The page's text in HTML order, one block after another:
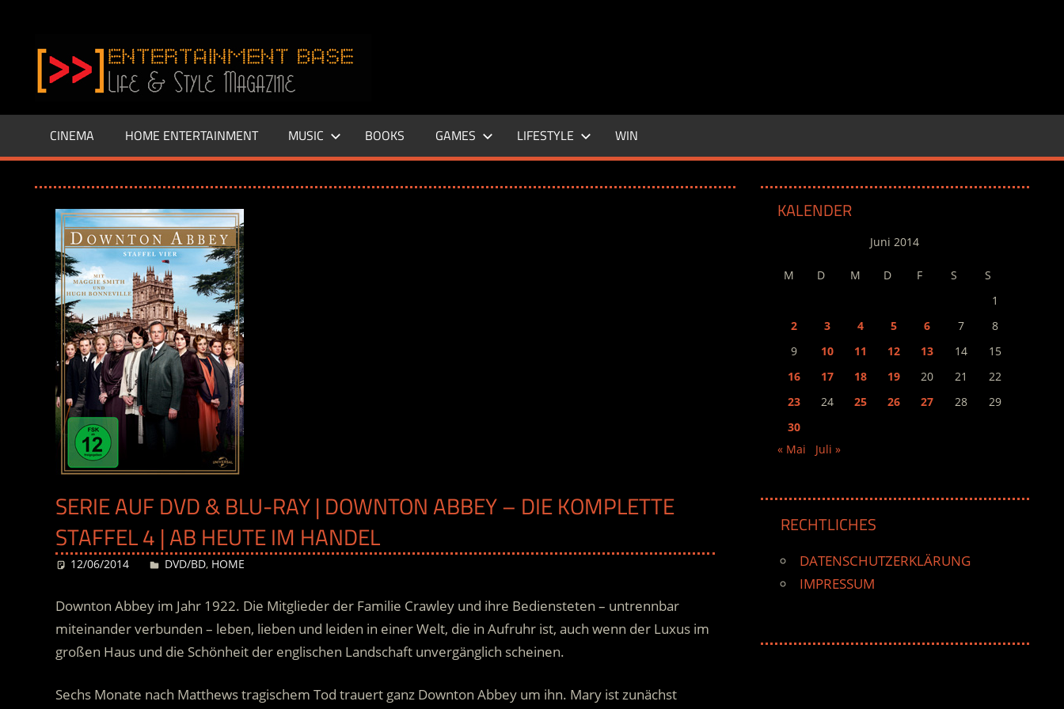
springen
–
LIFE
Base.de
CINEMA HOME ENTERTAINMENT MUSIC BOOKS GAMES LIFESTYLE WIN
SERIE AUF DVD & BLU-RAY | DOWNTON ABBEY – DIE KOMPLETTE
STAFFEL 4 | AB HEUTE IM HANDEL
12/06/2014 Desiree
DVD/BD, HOME
Downton Abbey im Jahr 1922. Die Mitglieder der Familie Crawley und ihre Bediensteten – untrennbar
miteinander verbunden – leben, lieben und leiden in einer Welt, die in Aufruhr ist, auch wenn der Luxus im
großen Haus und die Schönheit der englischen Landschaft unvergänglich scheinen.
Sechs Monate nach Matthews tragischem Tod trauert ganz Downton Abbey um ihn. Mary ist zunächst
KALENDER
Juni 2014
M D M D F S
S
1
2
3 4 5 6 7
8
9
10 11 12 13 14
15
16
17 18 19 20 21
22
23
24 25 26 27 28
29
30
« Mai
Juli »
RECHTLICHES
DATENSCHUTZERKLÄRUNG
IMPRESSUM